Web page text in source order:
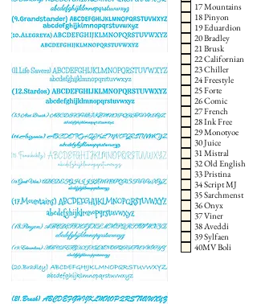
17 Mountains
18 Pinyon
19 Eduardion
20 Bradley
21 Brusk
22 Californian
23 Chiller
24 Freestyle
25 Forte
26 Comic
27 French
28 Ink Free
29 Monotyoe
30 Juice
31 Mistral
32 Old English
33 Pristina
34 Script MJ
35 Sarchmenst
36 Onyx
37 Viner
38 Aveddi
39 Sylfaen
40MV Boli